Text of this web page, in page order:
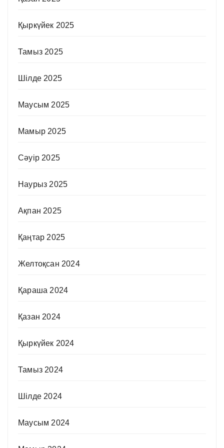
Қыркүйек 2025
Тамыз 2025
Шілде 2025
Маусым 2025
Мамыр 2025
Сәуір 2025
Наурыз 2025
Ақпан 2025
Қаңтар 2025
Желтоқсан 2024
Қараша 2024
Қазан 2024
Қыркүйек 2024
Тамыз 2024
Шілде 2024
Маусым 2024